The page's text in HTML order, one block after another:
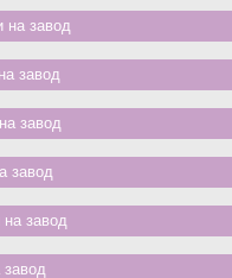
на завод
завод
завод
завод
завод